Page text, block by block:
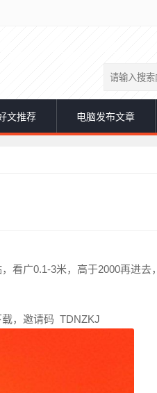
文推荐 电脑发布文章
看广0.1-3米，高于2000再进去，
载，邀请码 TDNZKJ